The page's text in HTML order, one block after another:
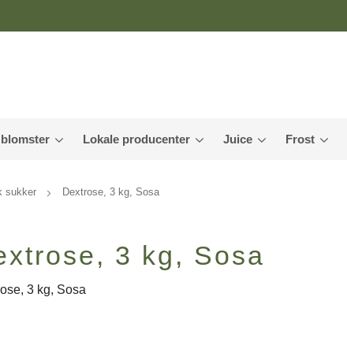
Lokale producenter Juice Frost
sukker Dextrose, 3 kg, Sosa
3 kg, Sosa
3 kg, Sosa